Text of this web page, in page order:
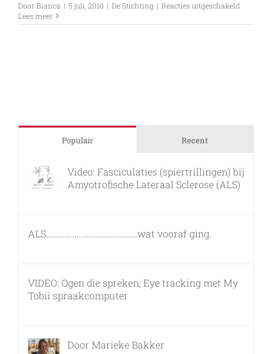
DoorBianca | 5 juli, 2010 | De Stichting | Reacties uitgeschakeld
heb
Lees meer
Populair Recent
Video: Fasciculaties (spiertrillingen) bij
Amyotrofische Lateraal Sclerose (ALS)
ALS………………………………………wat vooraf ging.
VIDEO: Ogen die spreken; Eye tracking met My
Tobii spraakcomputer
Door Marieke Bakker